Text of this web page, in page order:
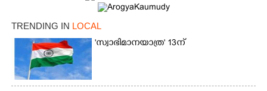
TRENDING IN LOCAL
'സ്വാഭിമാനയാത്ര' 13ന്
Share this link